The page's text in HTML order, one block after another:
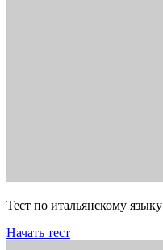
Тест по итальянскому языку
Начать тест